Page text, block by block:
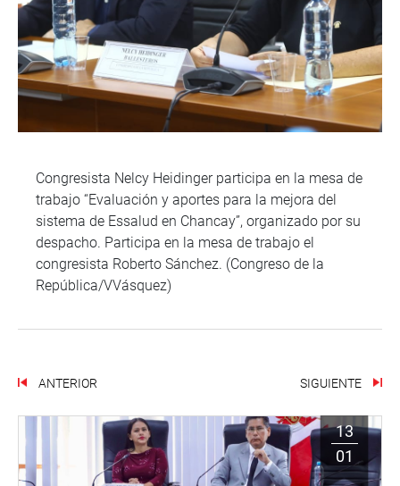
Congresista Nelcy Heidinger participa en la mesa de
trabajo “Evaluación y aportes para la mejora del
sistema de Essalud en Chancay”, organizado por su
despacho. Participa en la mesa de trabajo el
congresista Roberto Sánchez. (Congreso de la
República/VVásquez)
ANTERIOR SIGUIENTE
13
01